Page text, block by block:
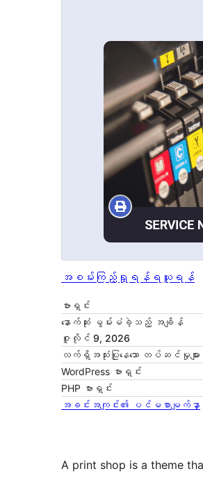
အစမ်းကြည့်ရှုရန် ရယူရန်
ဗားရှင်း
နောက်ဆုံး မွမ်းမံခဲ့သည့် အချိန်
ဇူလိုင် 9, 2026
လက်ရှိအသုံးပြုနေသော တပ်ဆင်မှုများ
WordPress ဗားရှင်း
PHP ဗားရှင်း
အခင်းအကျင်း၏ ပင်မစာမျက်နှာ
A print shop is a theme